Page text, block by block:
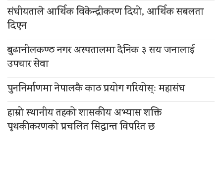
संघीयताले आर्थिक विकेन्द्रीकरण दियो, आर्थिक सबलता
दिएन
बुढानीलकण्ठ नगर अस्पतालमा दैनिक ३ सय जनालाई
उपचार सेवा
पुननिर्माणमा नेपालकै काठ प्रयोग गरियोस्ः महासंघ
हाम्रो स्थानीय तहको शासकीय अभ्यास शक्ति
पृथकीकरणको प्रचलित सिद्धान्त विपरित छ